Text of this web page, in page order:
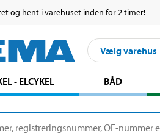
og hent i varehuset inden for 2 timer!
Vælg varehus
- ELCYKEL BÅD